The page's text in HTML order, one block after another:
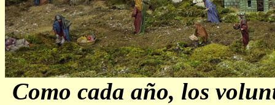
Como cada año, los